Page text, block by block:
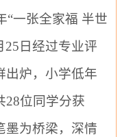
“一张全家福 半世
25日经过专业评
出炉，小学低年
28位同学分获
墨为桥梁，深情